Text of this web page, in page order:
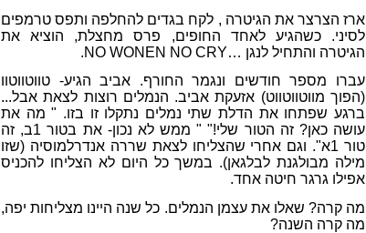
ארז הצרצר את הגיטרה , לקח בגדים להחלפה ותפס טרמפים
לסיני. כשהגיע לאחד החופים, פרס מחצלת, הוציא את
הגיטרה והתחיל לנגן NO WONEN NO CRY…
.
עברו מספר חודשים ונגמר החורף. אביב הגיע- טווטווטוו
(הפוך מווטווטווט) אזעקת אביב. הנמלים רוצות לצאת אבל...
ברגע שפתחו את הדלת שתי נמלים נתקלו זו בזו. " מה את
עושה כאן? זה הטור שלי!" " ממש לא נכון- את בטור 1ב, זה
טור 1א". וגם אחרי שהצליחו לצאת שררה אנדרלמוסיה (שזו
מילה מבולגנת לבלגאן). במשך כל היום לא הצליחו להכניס
אפילו גרגר חיטה אחד.
מה קרה? שאלו את עצמן הנמלים. כל שנה היינו מצליחות יפה,
מה קרה השנה?